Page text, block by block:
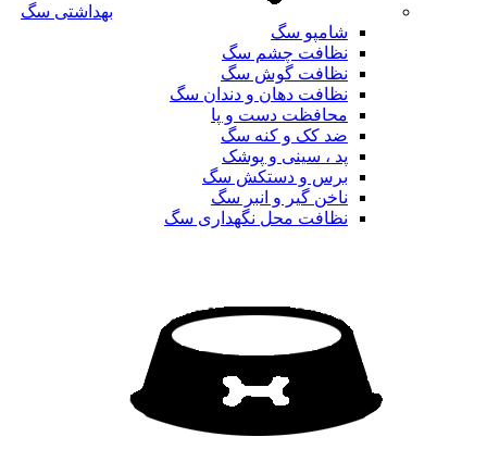
بهداشتی سگ
شامپو سگ
نظافت چشم سگ
نظافت گوش سگ
نظافت دهان و دندان سگ
محافظت دست و پا
ضد کک و کنه سگ
پد ، سینی و پوشک
برس و دستکش سگ
ناخن گیر و انبر سگ
نظافت محل نگهداری سگ